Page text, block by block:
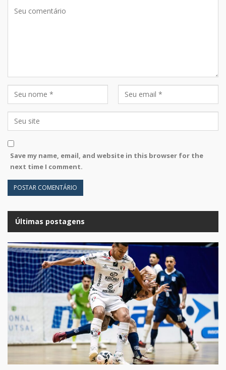
Save my name, email, and website in this browser for the
next time I comment.
Últimas postagens